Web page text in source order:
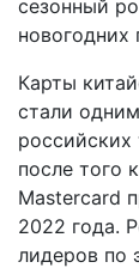
сезонный
новогодних
Карты
стали
после того
Mastercard
2022 года.
лидеров по